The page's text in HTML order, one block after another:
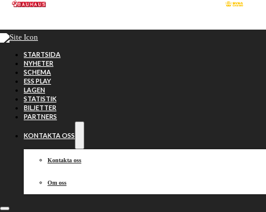
Hoppa till huvudinnehåll
STARTSIDA
NYHETER
SCHEMA
ESS PLAY
LAGEN
STATISTIK
BILJETTER
PARTNERS
KONTAKTA OSS
Kontakta oss
Om oss